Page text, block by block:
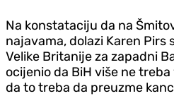
Na konstataciju da na
najavama, dolazi Karen Pirs
Velike Britanije za zapadni
ocijenio da BiH više ne
da to treba da preuzme